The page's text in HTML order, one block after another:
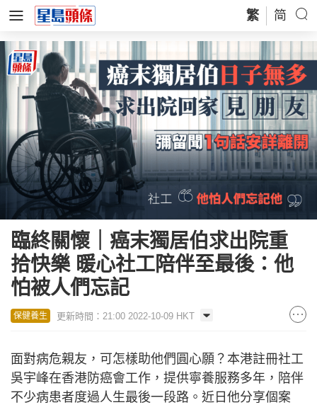
繁 简
臨終關懷｜癌末獨居伯求出院重
拾快樂 暖心社工陪伴至最後：他
怕被人們忘記
保健養生 更新時間：21:00 2022-10-09 HKT
面對病危親友，可怎樣助他們圓心願？本港註冊社工
吳宇峰在香港防癌會工作，提供寧養服務多年，陪伴
不少病患者度過人生最後一段路。近日他分享個案